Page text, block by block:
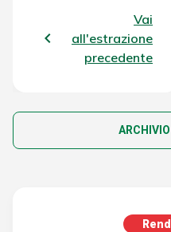
Vai
all'estrazione
precedente